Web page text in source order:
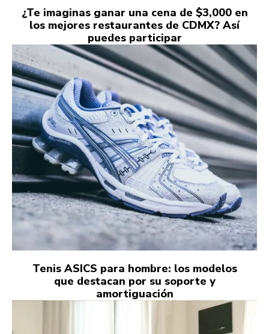
¿Te imaginas ganar una cena de $3,000 en
los mejores restaurantes de CDMX? Así
puedes participar
Tenis ASICS para hombre: los modelos
que destacan por su soporte y
amortiguación